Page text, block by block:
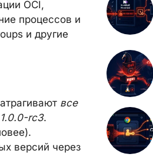
OCI,
процессов и
и другие
все
1.0.0-rc3.
версий через